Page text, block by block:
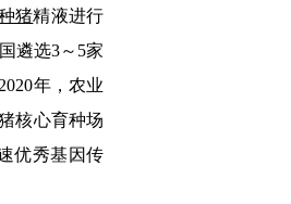
猪精液进行
遴选3～5家
年，农业
核心育种场
优秀基因传